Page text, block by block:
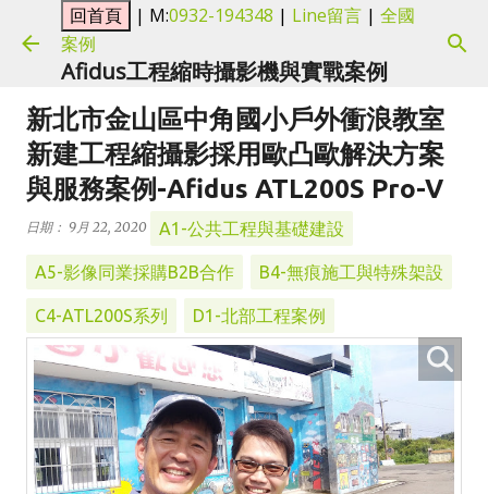
跳到主要內容
| M:0932-194348 | Line留言 | 全國
案例
Afidus工程縮時攝影機與實戰案例
新北市金山區中角國小戶外衝浪教室
新建工程縮攝影採用歐凸歐解決方案
與服務案例-Afidus ATL200S Pro-V
日期： 9月 22, 2020 A1-公共工程與基礎建設
A5-影像同業採購B2B合作 B4-無痕施工與特殊架設
C4-ATL200S系列 D1-北部工程案例